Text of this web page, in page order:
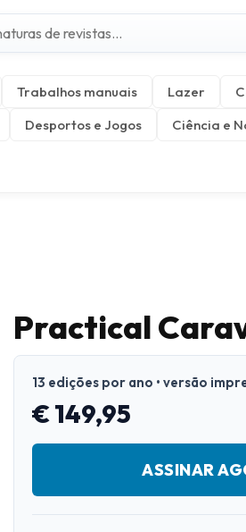
Trabalhos manuais Lazer
Desportos e Jogos Ciência e
Practical
13 edições por ano • versão
€ 149,95
ASSINAR